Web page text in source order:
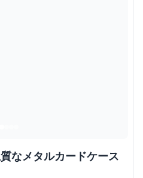
なメタルカードケース